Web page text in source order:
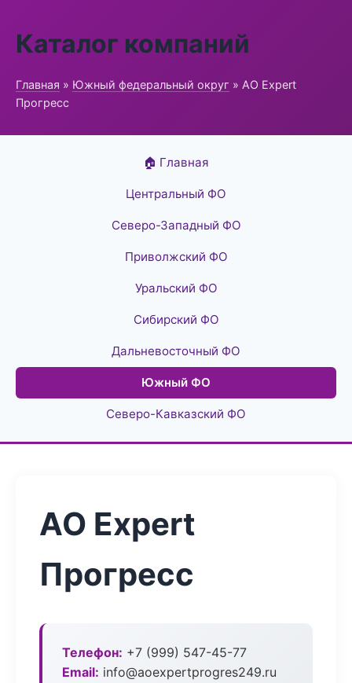
Каталог компаний
Главная » Южный федеральный округ » АО Expert
Прогресс
🏠 Главная
Центральный ФО
Северо-Западный ФО
Приволжский ФО
Уральский ФО
Сибирский ФО
Дальневосточный ФО
Южный ФО
Северо-Кавказский ФО
АО Expert
Прогресс
Телефон: +7 (999) 547-45-77
Email: info@aoexpertprogres249.ru